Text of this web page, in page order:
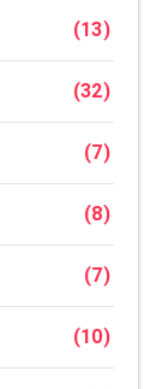
(13)
(32)
(7)
(8)
(7)
(10)